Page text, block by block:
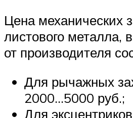
Цена механических
листового металла,
от производителя
Для рычажных
2000…5000 руб.;
Для